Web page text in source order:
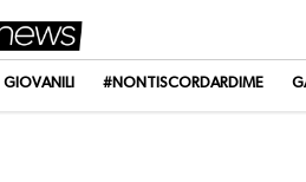
GIOVANILI #NONTISCORDARDIME